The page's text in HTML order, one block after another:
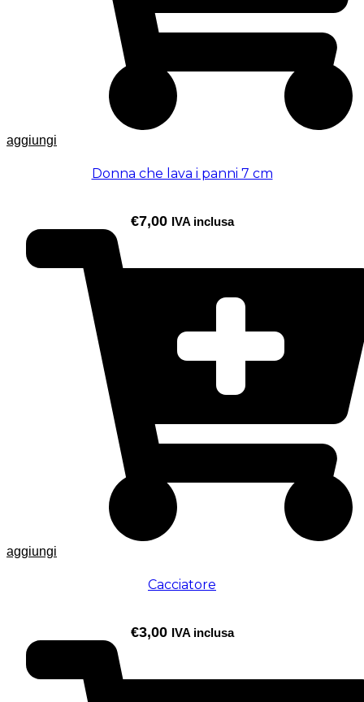
aggiungi
Donna che lava i panni 7 cm
€7,00 IVA inclusa
aggiungi
Cacciatore
€3,00 IVA inclusa